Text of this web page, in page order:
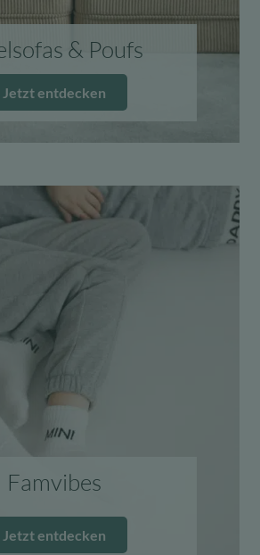
& Poufs
Jetzt entdecken
Famvibes
Jetzt entdecken